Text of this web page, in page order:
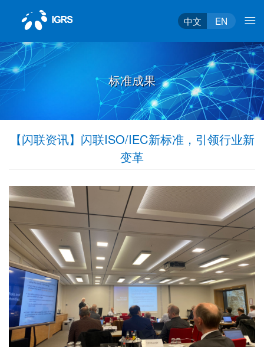
中文 EN
标准成果
【闪联资讯】闪联ISO/IEC新标准，引领行业新
变革